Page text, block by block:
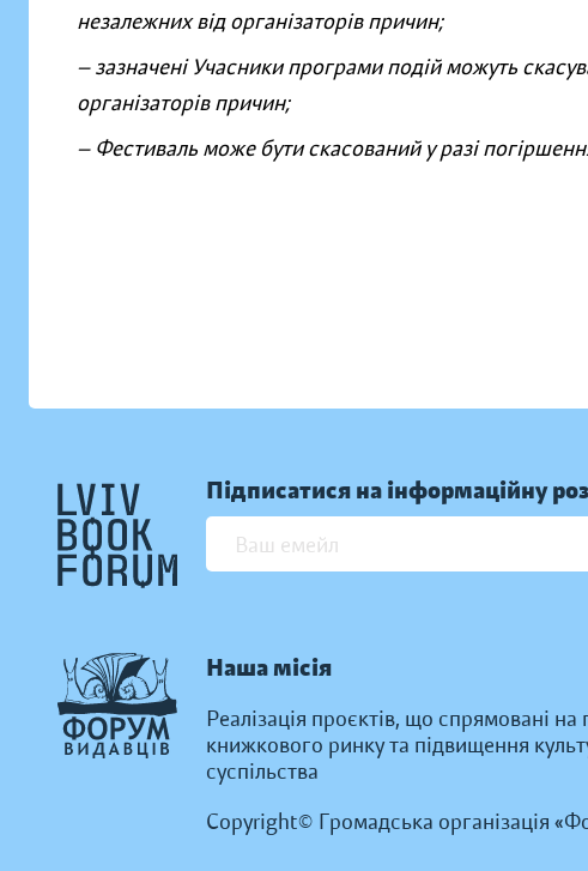
незалежних від організаторів причин;
— зазначені Учасники програми подій можуть
організаторів причин;
— Фестиваль може бути скасований у разі
Підписатися на інформаційну
Наша місія
Реалізація проєктів, що спрямовані
книжкового ринку та підвищення
суспільства
Copyright© Громадська організація